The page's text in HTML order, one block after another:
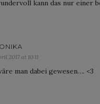
kann das nur einer
2017 at 10:11
man dabei gewesen…. <3